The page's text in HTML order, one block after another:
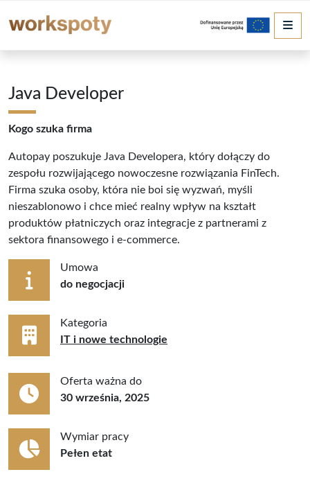
Java Developer
Kogo szuka firma
Autopay poszukuje Java Developera, który dołączy do
zespołu rozwijającego nowoczesne rozwiązania FinTech.
Firma szuka osoby, która nie boi się wyzwań, myśli
nieszablonowo i chce mieć realny wpływ na kształt
produktów płatniczych oraz integracje z partnerami z
sektora finansowego i e-commerce.
Umowa
do negocjacji
Kategoria
IT i nowe technologie
Oferta ważna do
30 września, 2025
Wymiar pracy
Pełen etat